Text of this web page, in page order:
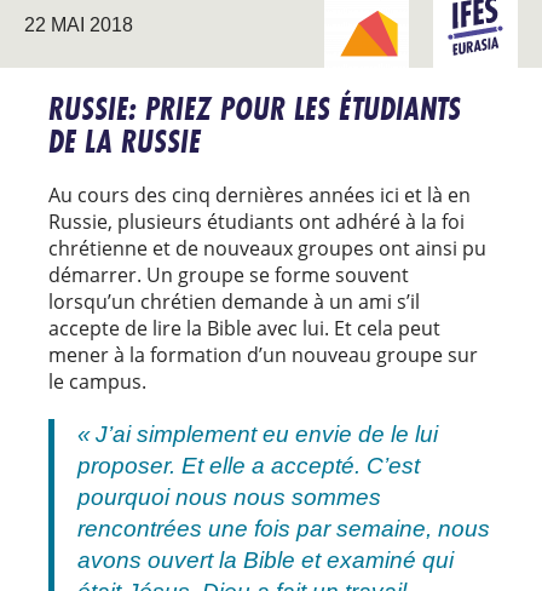
22 MAI 2018
NOUVEAUX
TERRITOIRES
EURASIE
RUSSIE: PRIEZ POUR LES ÉTUDIANTS
DE LA RUSSIE
Au cours des cinq dernières années ici et là en
Russie, plusieurs étudiants ont adhéré à la foi
chrétienne et de nouveaux groupes ont ainsi pu
démarrer. Un groupe se forme souvent
lorsqu’un chrétien demande à un ami s’il
accepte de lire la Bible avec lui. Et cela peut
mener à la formation d’un nouveau groupe sur
le campus.
« J’ai simplement eu envie de le lui
proposer. Et elle a accepté. C’est
pourquoi nous nous sommes
rencontrées une fois par semaine, nous
avons ouvert la Bible et examiné qui